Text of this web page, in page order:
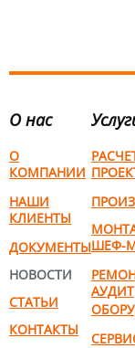
О нас
О
КОМПАНИИ
НАШИ
КЛИЕНТЫ
ДОКУМЕНТЫ
НОВОСТИ
СТАТЬИ
КОНТАКТЫ
ШЕФ-
АУДИТ